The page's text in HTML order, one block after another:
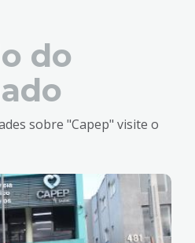
do
sobre "Capep" visite o